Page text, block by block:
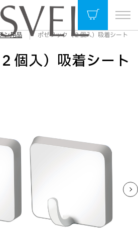
ン用品
ポゼフック（２個入）吸着シート
個入）吸着シート